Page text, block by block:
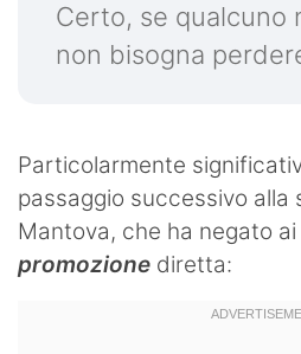
Certo, se qualcuno
non bisogna
Particolarmente
passaggio successivo alla
Mantova, che ha negato
promozione diretta: